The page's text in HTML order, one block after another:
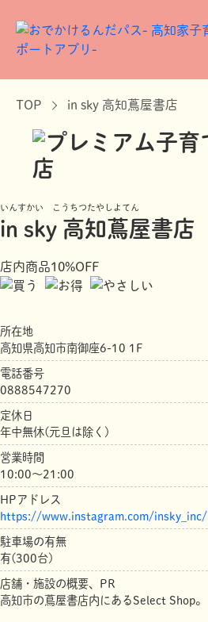
TOP in sky 高知蔦屋書店
いんすかい こうちつたやしよてん
in sky 高知蔦屋書店
店内商品10%OFF
所在地
高知県高知市南御座6-10 1F
電話番号
0888547270
定休日
年中無休(元旦は除く)
営業時間
10:00〜21:00
HPアドレス
https://www.instagram.com/insky_inc/
駐車場の有無
有(300台)
店舗・施設の概要、PR
高知市の蔦屋書店内にあるSelect Shop。